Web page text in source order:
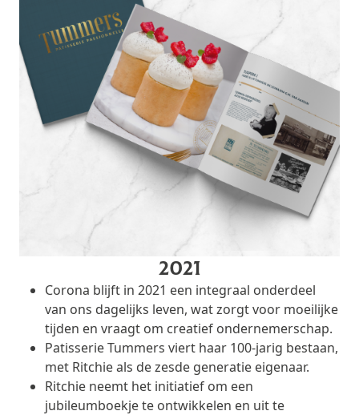
2021
Corona blijft in 2021 een integraal onderdeel
van ons dagelijks leven, wat zorgt voor moeilijke
tijden en vraagt om creatief ondernemerschap.
Patisserie Tummers viert haar 100-jarig bestaan,
met Ritchie als de zesde generatie eigenaar.
Ritchie neemt het initiatief om een
jubileumboekje te ontwikkelen en uit te